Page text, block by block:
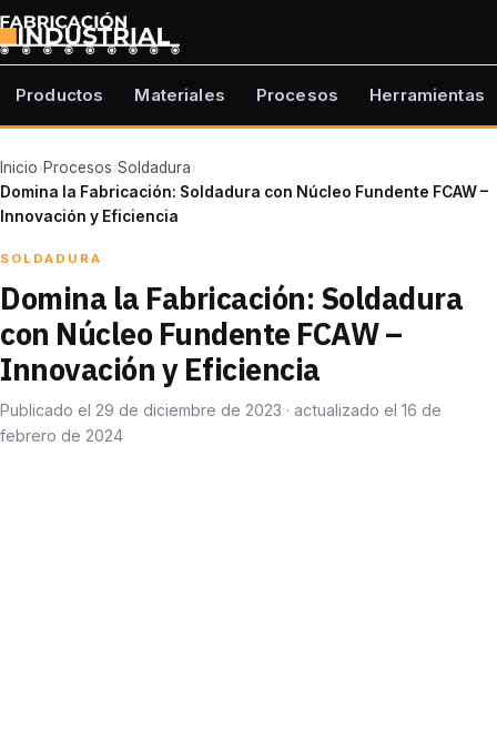
Productos Materiales Procesos Herramientas
Inicio›Procesos›Soldadura›
Domina la Fabricación: Soldadura con Núcleo Fundente FCAW –
Innovación y Eficiencia
SOLDADURA
Domina la Fabricación: Soldadura
con Núcleo Fundente FCAW –
Innovación y Eficiencia
Publicado el 29 de diciembre de 2023 · actualizado el 16 de
febrero de 2024